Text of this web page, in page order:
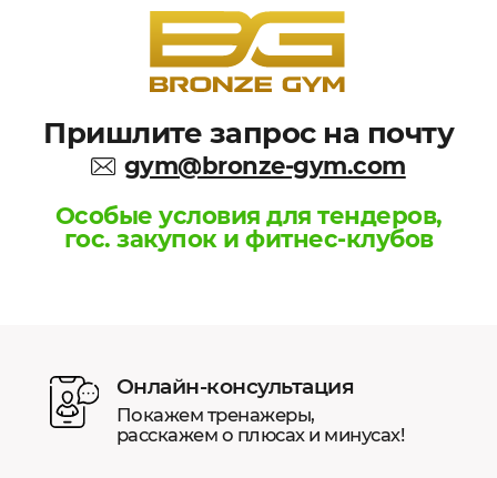
Пришлите запрос на почту
gym@bronze-gym.com
Особые условия для тендеров,
гос. закупок и фитнес-клубов
Онлайн-консультация
Покажем тренажеры,
расскажем о плюсах и минусах!